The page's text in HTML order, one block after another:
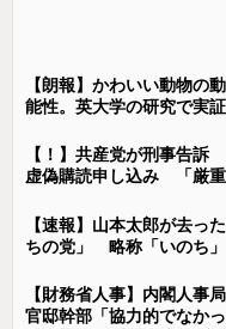
【朗報】かわいい動物の
能性。英大学の研究で実証
【！】共産党が刑事告
虚偽購読申し込み 「厳重
【速報】山本太郎が去っ
ちの党」 略称「いのち」
【財務省人事】内閣人事
官邸幹部「協力的でなか